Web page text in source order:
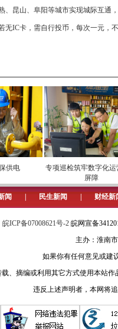
、昆山、阜阳等城市实现城际互通
无IC卡，需自行投币，每次一元，
电
专项巡检筑牢数字化运营
屏障
闻 民生新闻 财经新
皖ICP备07008621号-2 皖网宣备
主办：淮南
如果你有任何意见或建
、摘编或利用其它方式使用本站
违反上述声明者，本网将